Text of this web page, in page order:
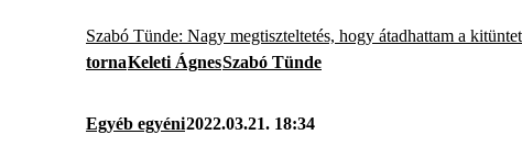
Szabó Tünde: Nagy megtiszteltetés, hogy átadhattam a
tornaKeleti ÁgnesSzabó Tünde
Egyéb egyéni2022.03.21. 18:34